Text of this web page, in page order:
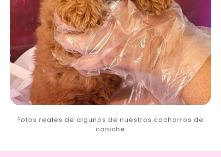
Fotos reales de algunos de nuestros cachorros de
caniche